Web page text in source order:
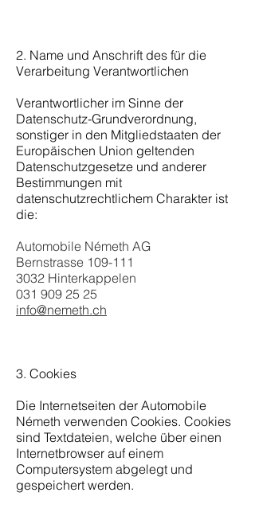
2. Name und Anschrift des für die
Verarbeitung Verantwortlichen
Verantwortlicher im Sinne der
Datenschutz-Grundverordnung,
sonstiger in den Mitgliedstaaten der
Europäischen Union geltenden
Datenschutzgesetze und anderer
Bestimmungen mit
datenschutzrechtlichem Charakter ist
die:
Automobile Németh AG
Bernstrasse 109-111
3032 Hinterkappelen
031 909 25 25
info@nemeth.ch
3. Cookies
Die Internetseiten der Automobile
Németh verwenden Cookies. Cookies
sind Textdateien, welche über einen
Internetbrowser auf einem
Computersystem abgelegt und
gespeichert werden.